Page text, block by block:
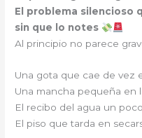
El problema silencioso
sin que lo notes
Al principio no parece
Una gota que cae de vez
Una mancha pequeña en
El recibo del agua un
El piso que tarda en